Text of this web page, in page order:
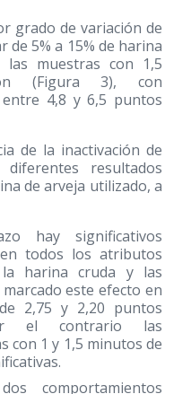
grado de variación de
5% a 15% de harina
las muestras con 1,5
(Figura 3), con
4,8 y 6,5 puntos
de la inactivación de
resultados
de arveja utilizado, a
hay significativos
todos los atributos
harina cruda y las
este efecto en
2,75 y 2,20 puntos
el contrario las
con 1 y 1,5 minutos de
comportamientos